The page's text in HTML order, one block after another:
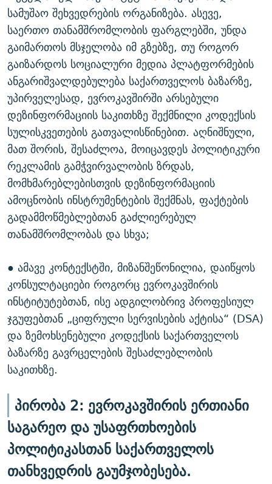
სამუშაო შეხვედრების ორგანიზება. ასევე,
საერთო თანამშრომლობის ფარგლებში, უნდა
გაიმართოს მსჯელობა იმ გზებზე, თუ როგორ
გაიზარდოს სოციალური მედია პლატფორმების
ანგარიშვალდებულება საქართველოს ბაზარზე,
უპირველესად, ევროკავშირში არსებული
დეზინფორმაციის საკითხზე შექმნილი კოდექსის
სულისკვეთების გათვალისწინებით. აღნიშნული,
მათ შორის, შესაძლოა, მოიცავდეს პოლიტიკური
რეკლამის გამჭვირვალობის ზრდას,
მომხმარებლებისთვის დეზინფორმაციის
ამოცნობის ინსტრუმენტების შექმნას, ფაქტების
გადამმოწმებლებთან გაძლიერებულ
თანამშრომლობას და სხვა;
● ამავე კონტექსტში, მიზანშეწონილია, დაიწყოს
კონსულტაციები როგორც ევროკავშირის
ინსტიტუტებთან, ისე ადგილობრივ პროფესიულ
ჯგუფებთან „ციფრული სერვისების აქტისა“ (DSA)
და ზემოხსენებული კოდექსის საქართველოს
ბაზარზე გავრცელების შესაძლებლობის
საკითხზე.
პირობა 2: ევროკავშირის ერთიანი
საგარეო და უსაფრთხოების
პოლიტიკასთან საქართველოს
თანხვედრის გაუმჯობესება.